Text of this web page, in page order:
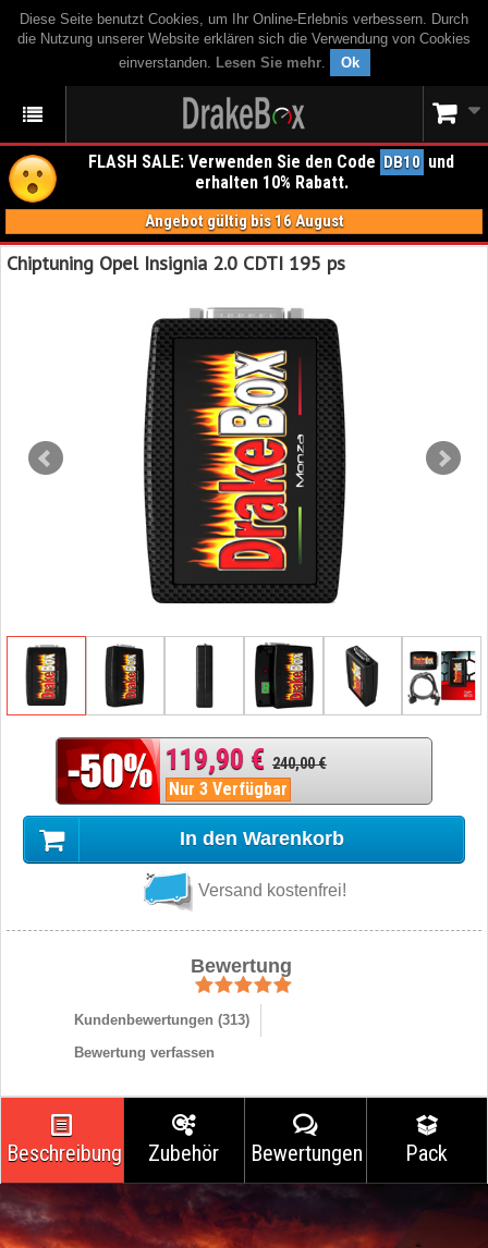
Diese Seite benutzt Cookies, um Ihr Online-Erlebnis verbessern. Durch
die Nutzung unserer Website erklären sich die Verwendung von Cookies
einverstanden. Lesen Sie mehr. Ok
FLASH SALE: Verwenden Sie den Code DB10 und
erhalten 10% Rabatt.
Angebot gültig bis 16 August
Chiptuning Opel Insignia 2.0 CDTI 195 ps
119,90 € 240,00 €
Nur 3 Verfügbar
In den Warenkorb
Versand kostenfrei!
Bewertung
Kundenbewertungen (313)
Bewertung verfassen
Beschreibung Zubehör Bewertungen Pack